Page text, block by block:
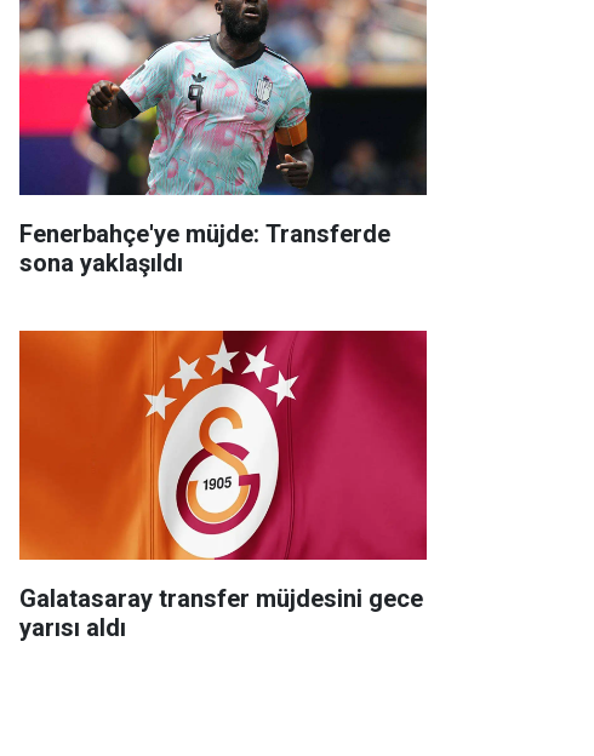
Fenerbahçe'ye müjde: Transferde
sona yaklaşıldı
Galatasaray transfer müjdesini gece
yarısı aldı